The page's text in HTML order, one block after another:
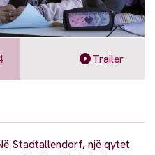
Trailer
Stadtallendorf, një qytet